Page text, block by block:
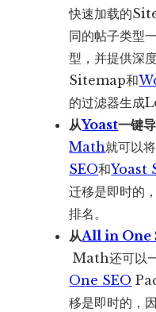
快速加载的
同的帖子类型
型，并提供深
Sitemap和
的过滤器生成
从Yoast一键
Math就可以
SEO和Yoast
迁移是即时的
排名。
从All in One
Math还可以
One SEO
移是即时的，